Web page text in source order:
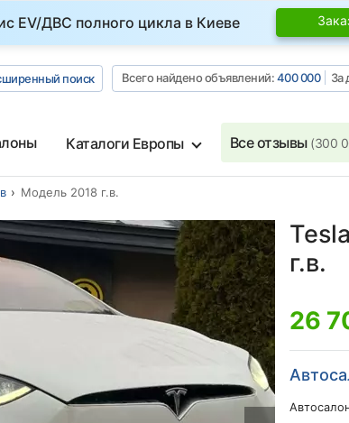
EV/ДВС полного цикла в Киеве
поиск Всего найдено объявлений:400 000 За
Каталоги Европы Все отзывы (300
Модель 2018 г.в.
г.в.
26